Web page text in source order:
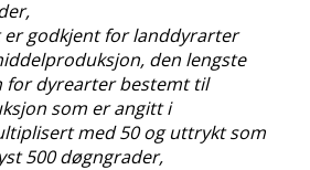
godkjent for landdyrarter
den lengste
for dyrearter bestemt til
som er angitt i
med 50 og uttrykt som
500 døgngrader,